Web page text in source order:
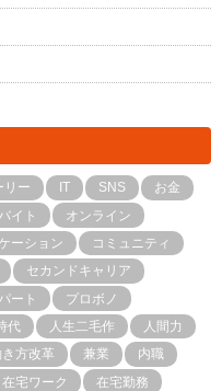
リー IT SNS
お金
イト
オンライン
ーション
コミュニティ
セカンドキャリア
パート
プロボノ
代 人生二毛作
人間力
方改革 兼業
内職
在宅ワーク
在宅勤務